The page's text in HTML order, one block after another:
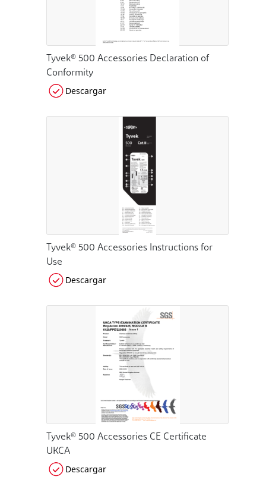
Tyvek® 500 Accessories Declaration of
Conformity
Descargar
Tyvek® 500 Accessories Instructions for
Use
Descargar
Tyvek® 500 Accessories CE Certificate
UKCA
Descargar